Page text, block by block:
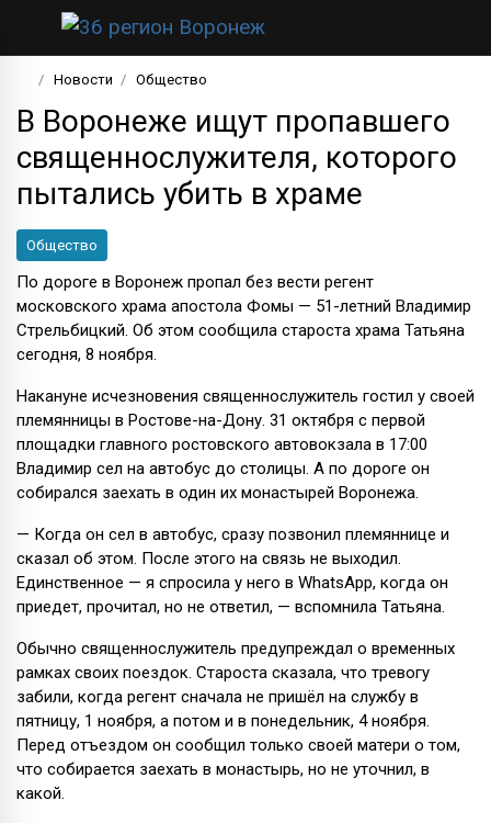
Новости Общество
В Воронеже ищут пропавшего
священнослужителя, которого
пытались убить в храме
Общество
По дороге в Воронеж пропал без вести регент
московского храма апостола Фомы — 51-летний Владимир
Стрельбицкий. Об этом сообщила староста храма Татьяна
сегодня, 8 ноября.
Накануне исчезновения священнослужитель гостил у своей
племянницы в Ростове-на-Дону. 31 октября с первой
площадки главного ростовского автовокзала в 17:00
Владимир сел на автобус до столицы. А по дороге он
собирался заехать в один их монастырей Воронежа.
— Когда он сел в автобус, сразу позвонил племяннице и
сказал об этом. После этого на связь не выходил.
Единственное — я спросила у него в WhatsApp, когда он
приедет, прочитал, но не ответил, — вспомнила Татьяна.
Обычно священнослужитель предупреждал о временных
рамках своих поездок. Староста сказала, что тревогу
забили, когда регент сначала не пришёл на службу в
пятницу, 1 ноября, а потом и в понедельник, 4 ноября.
Перед отъездом он сообщил только своей матери о том,
что собирается заехать в монастырь, но не уточнил, в
какой.